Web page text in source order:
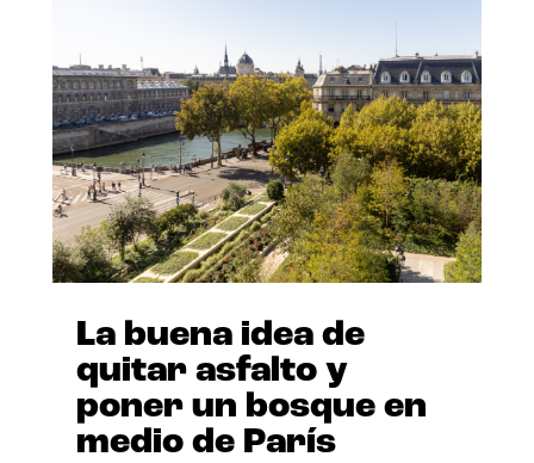
La buena idea de
quitar asfalto y
poner un bosque en
medio de París